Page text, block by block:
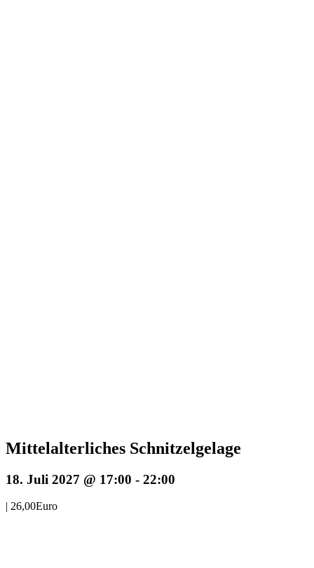
Mittelalterliches Schnitzelgelage
18. Juli 2027 @ 17:00 - 22:00
| 26,00Euro